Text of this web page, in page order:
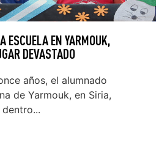
ESCUELA EN YARMOUK,
DEVASTADO
años, el alumnado
de Yarmouk, en Siria,